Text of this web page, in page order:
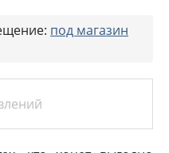
под магазин